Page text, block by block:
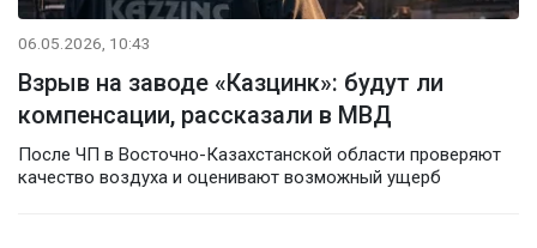
06.05.2026, 10:43
Взрыв на заводе «Казцинк»: будут ли
компенсации, рассказали в МВД
После ЧП в Восточно-Казахстанской области проверяют
качество воздуха и оценивают возможный ущерб